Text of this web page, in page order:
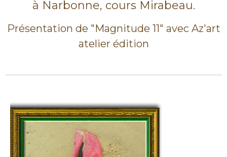
à Narbonne, cours Mirabeau.
Présentation de "Magnitude 11" avec Az'art
atelier édition